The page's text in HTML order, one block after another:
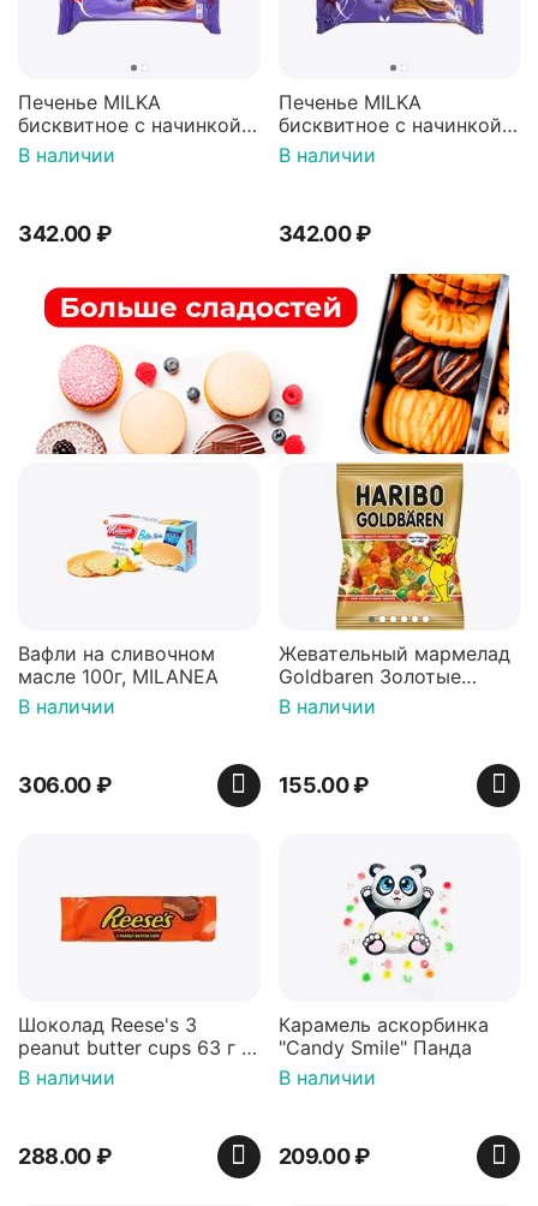
Печенье MILKA
бисквитное с начинкой
"Малиновое желе"
покрытые молочным
В наличии
342.00₽
Печенье MILKA
бисквитное с начинкой
"Апельсиновое желе"
покрытые молочным
В наличии
342.00₽
Вафли на сливочном
масле 100г, MILANEA
В наличии
306.00₽
Жевательный мармелад
Goldbaren Золотые
мишки 100г, Германия
В наличии
155.00₽
Шоколад Reese's 3
peanut butter cups 63 г с
арахисовой пастой
В наличии
288.00₽
Карамель аскорбинка
"Candy Smile" Панда
В наличии
209.00₽